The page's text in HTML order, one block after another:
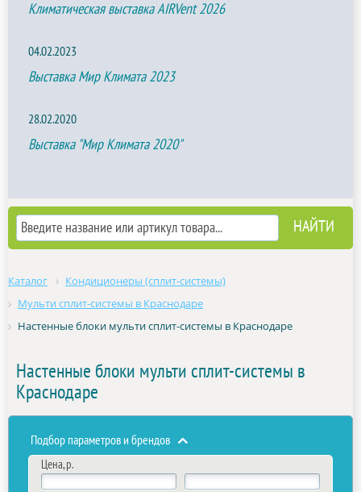
Климатическая выставка AIRVent 2026
04.02.2023
Выставка Мир Климата 2023
28.02.2020
Выставка "Мир Климата 2020"
Каталог
Кондиционеры (сплит-системы)
Мульти сплит-системы в Краснодаре
Настенные блоки мульти сплит-системы в Краснодаре
Настенные блоки мульти сплит-системы в
Краснодаре
Подбор параметров и брендов
Цена, р.